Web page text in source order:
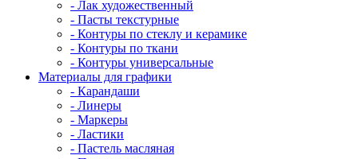
- Лак художественный
- Пасты текстурные
- Контуры по стеклу и керамике
- Контуры по ткани
- Контуры универсальные
Материалы для графики
- Карандаши
- Линеры
- Маркеры
- Ластики
- Пастель масляная